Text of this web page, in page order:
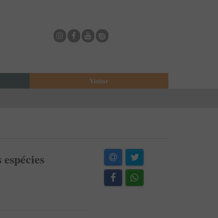
Visitar
Cine-Teatro de Estarreja
Casa-Museu Solheiro Madureira